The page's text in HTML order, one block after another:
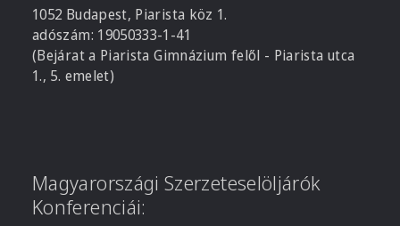
1052 Budapest, Piarista köz 1.
adószám: 19050333-1-41
(Bejárat a Piarista Gimnázium felől - Piarista utca
1., 5. emelet)
Magyarországi Szerzeteselöljárók
Konferenciái: